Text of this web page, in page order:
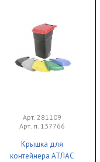
Арт. 281109
Арт. п. 137766
Крышка для
контейнера АТЛАС